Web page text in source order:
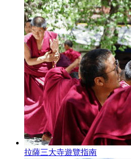
拉薩三大寺遊覽指南